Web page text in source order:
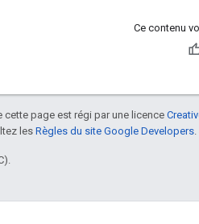
Ce contenu
cette page est régi par une licence
les Règles du site Google Developers